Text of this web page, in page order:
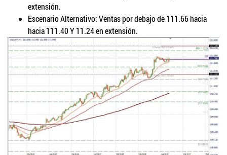
extensión.
Escenario Alternativo: Ventas por debajo de 111.66 hacia
hacia 111.40 Y 11.24 en extensión.